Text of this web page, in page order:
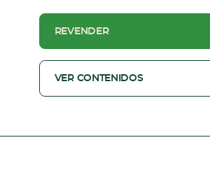
REVENDER
VER CONTENIDOS